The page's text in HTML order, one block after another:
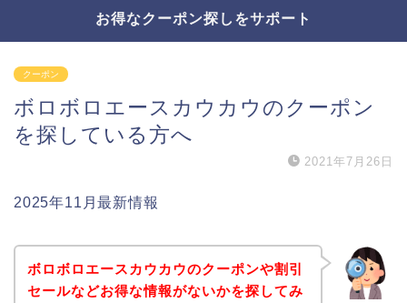
お得なクーポン探しをサポート
クーポン
ボロボロエースカウカウのクーポン
を探している方へ
2021年7月26日
2025年11月最新情報
ボロボロエースカウカウのクーポンや割引
セールなどお得な情報がないかを探してみ